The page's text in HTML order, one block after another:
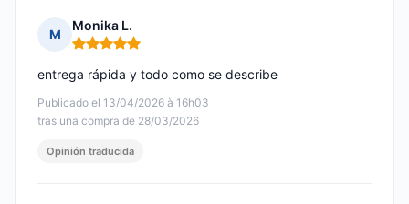
M
Monika L.
Nota: 5 de 5
Publicado el 13/04/2026 à 16h03
tras una compra de 28/03/2026
entrega rápida y todo como se describe
Opinión traducida